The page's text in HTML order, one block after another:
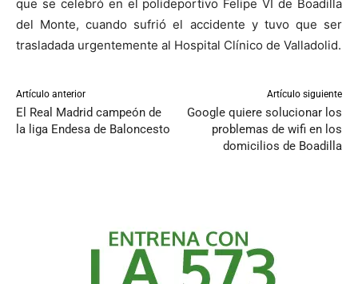
que se celebró en el polideportivo Felipe VI de Boadilla
del Monte, cuando sufrió el accidente y tuvo que ser
trasladada urgentemente al Hospital Clínico de Valladolid.
Artículo anterior
El Real Madrid campeón de
la liga Endesa de Baloncesto
Artículo siguiente
Google quiere solucionar los
problemas de wifi en los
domicilios de Boadilla